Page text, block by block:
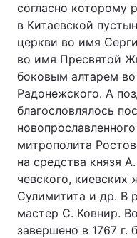
согласно которому
в Китаевской
церкви во имя
во имя Пресвятой
боковым алтарем
Радонежского. А
благословлялось
митрополита
на средства князя
чевского, киевских
Сулимитита и др. В
мастер С. Ковнир.
завершено в 1767